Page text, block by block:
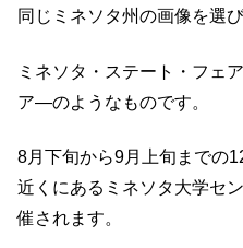
同じミネソタ州の画像を選び
ミネソタ・ステート・フェ
ア―のようなものです。
8月下旬から9月上旬までの
近くにあるミネソタ大学セ
催されます。